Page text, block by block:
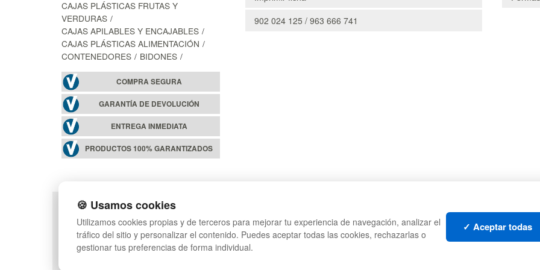
CAJAS PLÁSTICAS FRUTAS Y
VERDURAS
CAJAS APILABLES Y ENCAJABLES
CAJAS PLÁSTICAS ALIMENTACIÓN
CONTENEDORES
BIDONES
COMPRA SEGURA
GARANTÍA DE DEVOLUCIÓN
ENTREGA INMEDIATA
PRODUCTOS 100% GARANTIZADOS
902 024 125 / 963 666 741
POLÍTICA DE PRIVACIDAD
CONDICIONES DE USO
CAMBIOS Y DEVOLUCIONES
CONTACTO
PREGUNTAS FRECUENTES
INGRESA A TU CUENTA
ESTANTERÍAS
MANUTENCIÓN
🍪 Usamos cookies
Utilizamos cookies propias y de terceros para mejorar tu experiencia de navegación, analizar el
tráfico del sitio y personalizar el contenido. Puedes aceptar todas las cookies, rechazarlas o
gestionar tus preferencias de forma individual.
✓ Aceptar todas